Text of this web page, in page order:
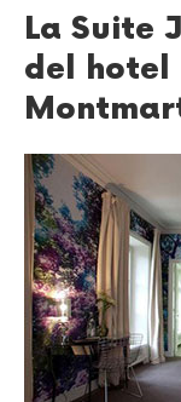
La Suite
del